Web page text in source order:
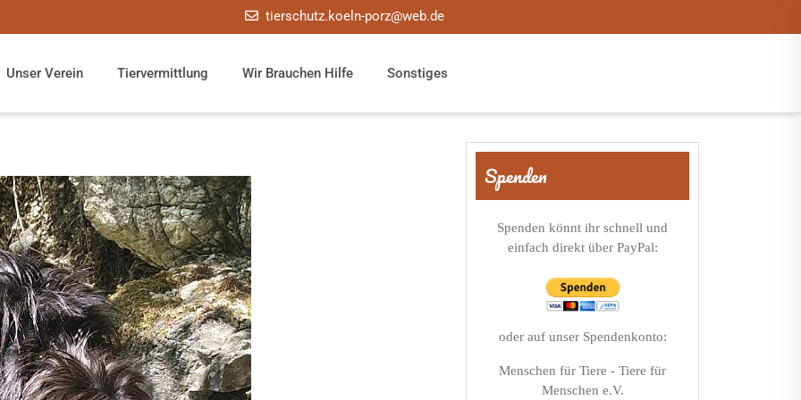
tierschutz.koeln-porz@web.de
Unser Verein Tiervermittlung Wir Brauchen Hilfe Sonstiges
Spenden
Spenden könnt ihr schnell und
einfach direkt über PayPal:
oder auf unser Spendenkonto:
Menschen für Tiere - Tiere für
Menschen e.V.